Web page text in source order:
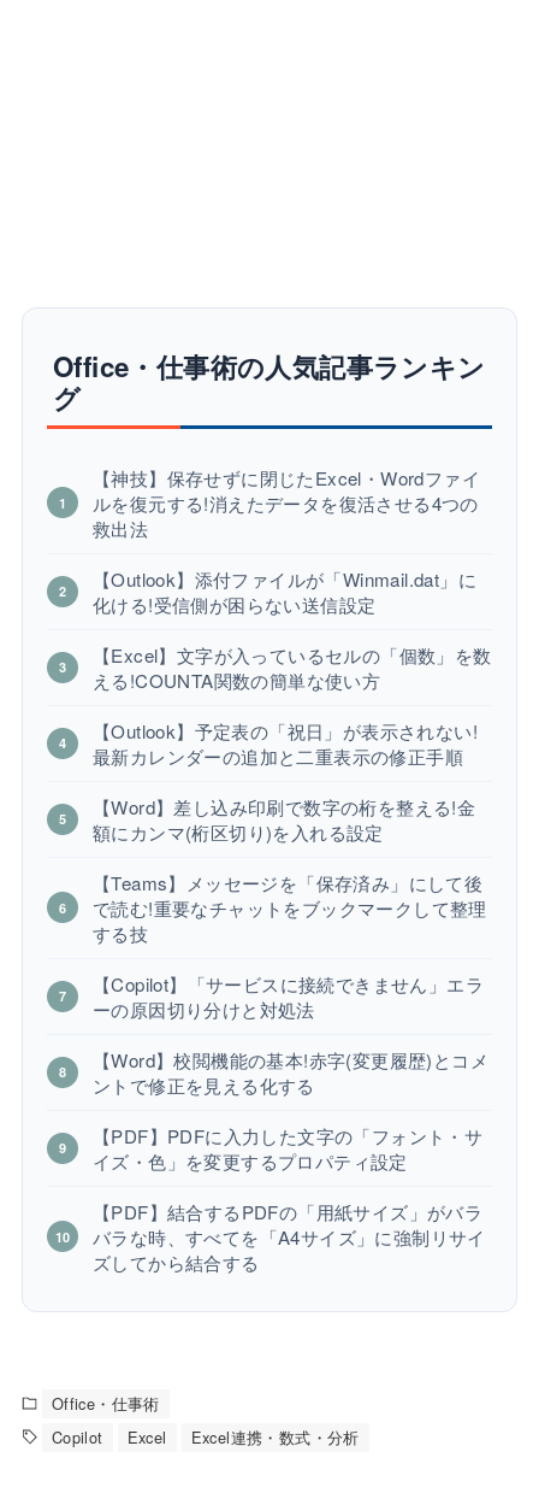
Office・仕事術の人気記事ランキン
グ
【神技】保存せずに閉じたExcel・Wordファイ
ルを復元する!消えたデータを復活させる4つの
救出法
【Outlook】添付ファイルが「Winmail.dat」に
化ける!受信側が困らない送信設定
【Excel】文字が入っているセルの「個数」を数
える!COUNTA関数の簡単な使い方
【Outlook】予定表の「祝日」が表示されない!
最新カレンダーの追加と二重表示の修正手順
【Word】差し込み印刷で数字の桁を整える!金
額にカンマ(桁区切り)を入れる設定
【Teams】メッセージを「保存済み」にして後
で読む!重要なチャットをブックマークして整理
する技
【Copilot】「サービスに接続できません」エラ
ーの原因切り分けと対処法
【Word】校閲機能の基本!赤字(変更履歴)とコメ
ントで修正を見える化する
【PDF】PDFに入力した文字の「フォント・サ
イズ・色」を変更するプロパティ設定
【PDF】結合するPDFの「用紙サイズ」がバラ
バラな時、すべてを「A4サイズ」に強制リサイ
ズしてから結合する
Office・仕事術
Copilot
Excel Excel連携・数式・分析